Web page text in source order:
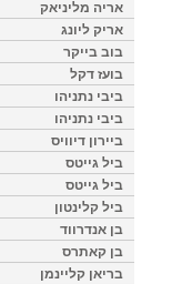
אריה מליניאק
אריק ליונג
בוב בייקר
בועז דקל
ביבי נתניהו
ביבי נתניהו
ביירון דיוויס
ביל גייטס
ביל גייטס
ביל קלינטון
בן אנדרווד
בן קאתרס
בריאן קליינמן